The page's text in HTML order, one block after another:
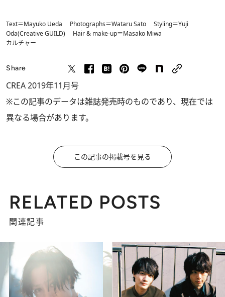
Text＝Mayuko Ueda Photographs＝Wataru Sato Styling＝Yuji
Oda(Creative GUILD) Hair & make-up＝Masako Miwa
カルチャー
Share
CREA 2019年11月号
※この記事のデータは雑誌発売時のものであり、現在では
異なる場合があります。
この記事の掲載号を見る
RELATED POSTS
関連記事